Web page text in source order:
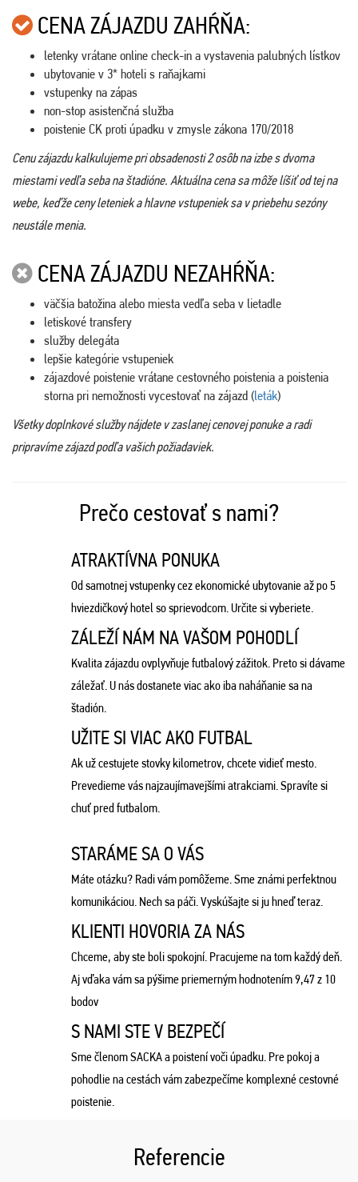
CENA ZÁJAZDU ZAHŔŇA:
letenky vrátane online check-in a vystavenia palubných lístkov
ubytovanie v 3* hoteli s raňajkami
vstupenky na zápas
non-stop asistenčná služba
poistenie CK proti úpadku v zmysle zákona 170/2018
Cenu zájazdu kalkulujeme pri obsadenosti 2 osôb na izbe s dvoma
miestami vedľa seba na štadióne. Aktuálna cena sa môže líšiť od tej na
webe, keďže ceny leteniek a hlavne vstupeniek sa v priebehu sezóny
neustále menia.
CENA ZÁJAZDU NEZAHŔŇA:
väčšia batožina alebo miesta vedľa seba v lietadle
letiskové transfery
služby delegáta
lepšie kategórie vstupeniek
zájazdové poistenie vrátane cestovného poistenia a poistenia
storna pri nemožnosti vycestovať na zájazd (leták)
Všetky doplnkové služby nájdete v zaslanej cenovej ponuke a radi
pripravíme zájazd podľa vašich požiadaviek.
Prečo cestovať s nami?
ATRAKTÍVNA PONUKA
Od samotnej vstupenky cez ekonomické ubytovanie až po 5
hviezdičkový hotel so sprievodcom. Určite si vyberiete.
ZÁLEŽÍ NÁM NA VAŠOM POHODLÍ
Kvalita zájazdu ovplyvňuje futbalový zážitok. Preto si dávame
záležať. U nás dostanete viac ako iba naháňanie sa na
štadión.
UŽITE SI VIAC AKO FUTBAL
Ak už cestujete stovky kilometrov, chcete vidieť mesto.
Prevedieme vás najzaujímavejšími atrakciami. Spravíte si
chuť pred futbalom.
STARÁME SA O VÁS
Máte otázku? Radi vám pomôžeme. Sme známi perfektnou
komunikáciou. Nech sa páči. Vyskúšajte si ju hneď teraz.
KLIENTI HOVORIA ZA NÁS
Chceme, aby ste boli spokojní. Pracujeme na tom každý deň.
Aj vďaka vám sa pýšime priemerným hodnotením 9,47 z 10
bodov
S NAMI STE V BEZPEČÍ
Sme členom SACKA a poistení voči úpadku. Pre pokoj a
pohodlie na cestách vám zabezpečíme komplexné cestovné
poistenie.
Referencie